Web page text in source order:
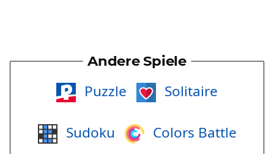
Andere Spiele
Puzzle Solitaire
Sudoku Colors Battle